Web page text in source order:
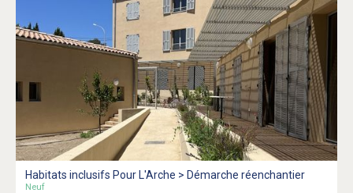
Habitats inclusifs Pour L'Arche > Démarche réenchantier
Neuf